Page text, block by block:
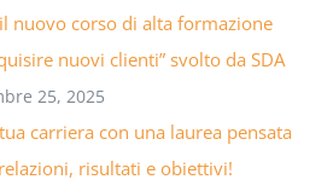
nuovo corso di alta formazione
nuovi clienti” svolto da SDA
25, 2025
carriera con una laurea pensata
risultati e obiettivi!